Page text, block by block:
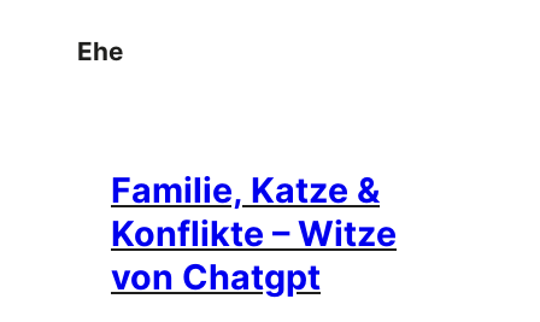
Ehe
Familie, Katze &
Konflikte – Witze
von Chatgpt